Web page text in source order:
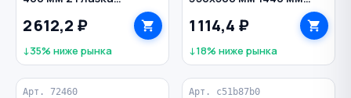
2 612,2 ₽
↓35% ниже рынка
алюминий Сибирь ЗУБР
1 114,4 ₽
↓18% ниже рынка
Арт. 72460 Арт. c51b87b0